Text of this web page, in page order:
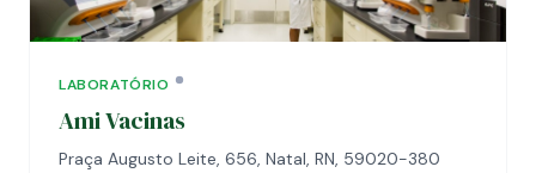
LABORATÓRIO
Ami Vacinas
Praça Augusto Leite, 656, Natal, RN, 59020-380